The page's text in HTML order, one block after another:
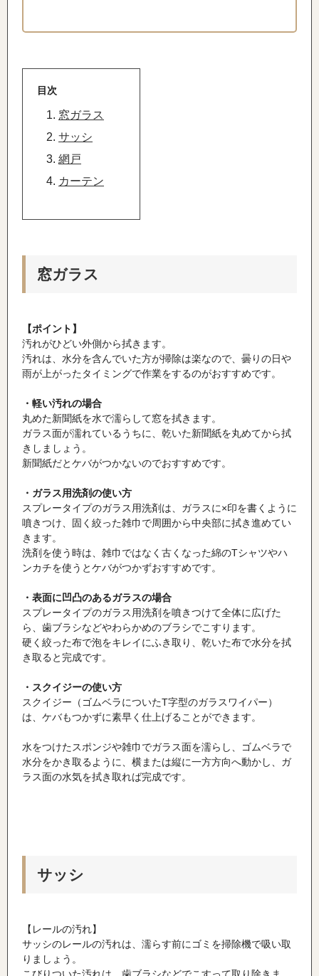
目次
窓ガラス
サッシ
網戸
カーテン
窓ガラス
【ポイント】
汚れがひどい外側から拭きます。
汚れは、水分を含んでいた方が掃除は楽なので、曇りの日や
雨が上がったタイミングで作業をするのがおすすめです。
・軽い汚れの場合
丸めた新聞紙を水で濡らして窓を拭きます。
ガラス面が濡れているうちに、乾いた新聞紙を丸めてから拭
きしましょう。
新聞紙だとケバがつかないのでおすすめです。
・ガラス用洗剤の使い方
スプレータイプのガラス用洗剤は、ガラスに×印を書くように
噴きつけ、固く絞った雑巾で周囲から中央部に拭き進めてい
きます。
洗剤を使う時は、雑巾ではなく古くなった綿のTシャツやハ
ンカチを使うとケバがつかずおすすめです。
・表面に凹凸のあるガラスの場合
スプレータイプのガラス用洗剤を噴きつけて全体に広げた
ら、歯ブラシなどやわらかめのブラシでこすります。
硬く絞った布で泡をキレイにふき取り、乾いた布で水分を拭
き取ると完成です。
・スクイジーの使い方
スクイジー（ゴムベラについたT字型のガラスワイパー）
は、ケバもつかずに素早く仕上げることができます。
水をつけたスポンジや雑巾でガラス面を濡らし、ゴムベラで
水分をかき取るように、横または縦に一方方向へ動かし、ガ
ラス面の水気を拭き取れば完成です。
サッシ
【レールの汚れ】
サッシのレールの汚れは、濡らす前にゴミを掃除機で吸い取
りましょう。